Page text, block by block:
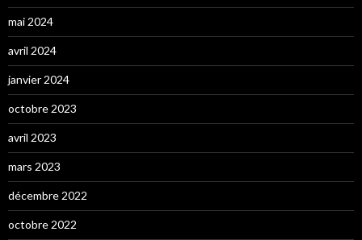
mai 2024
avril 2024
janvier 2024
octobre 2023
avril 2023
mars 2023
décembre 2022
octobre 2022